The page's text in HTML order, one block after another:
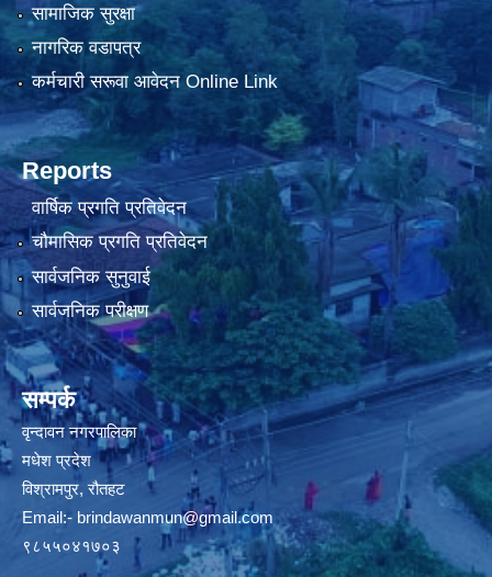
सामाजिक सुरक्षा
नागरिक वडापत्र
कर्मचारी सरूवा आवेदन Online Link
Reports
वार्षिक प्रगति प्रतिवेदन
चौमासिक प्रगति प्रतिवेदन
सार्वजनिक सुनुवाई
सार्वजनिक परीक्षण
सम्पर्क
वृन्दावन नगरपालिका
मधेश प्रदेश
विश्रामपुर, रौतहट
Email:- brindawanmun@gmail.com
९८५५०४१७०३